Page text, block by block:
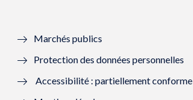
Marchés publics
Protection des données personnelles
Accessibilité : partiellement conforme